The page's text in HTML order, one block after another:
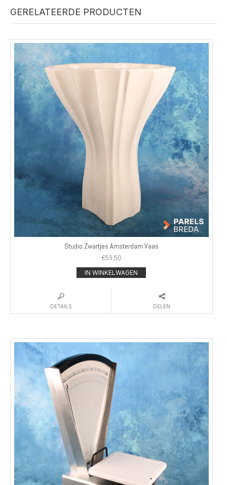
GERELATEERDE PRODUCTEN
Studio Zwartjes Amsterdam Vaas
€59,50
IN WINKELWAGEN
DETAILS DELEN